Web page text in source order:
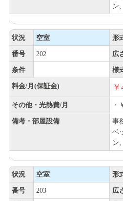
ン
状況 空室 形
番号 202 広
条件 様
料金/月(保証金)
その他・光熱費/月 ・
備考・部屋設備
事
ベ
ン
状況 空室 形
番号 203 広